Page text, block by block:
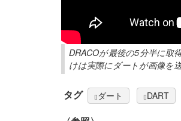
DRACOが最後の5分半に取
けは実際にダートが画像を
タグ ダート DART